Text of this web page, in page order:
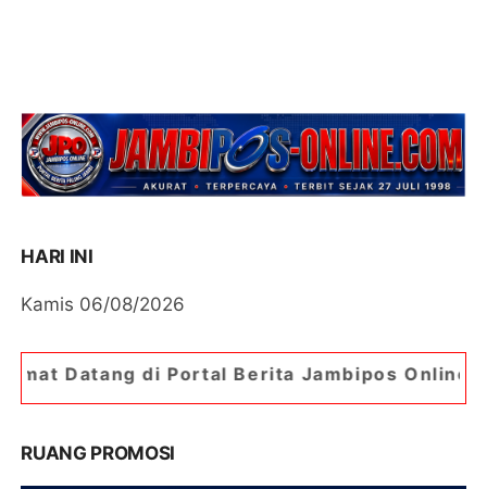
HARI INI
Kamis 06/08/2026
Berita Jambipos Online. Portal Berita
RUANG PROMOSI